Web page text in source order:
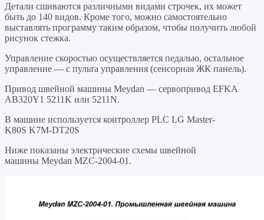
Детали сшиваются различными видами строчек, их может
быть до 140 видов. Кроме того, можно самостоятельно
выставлять программу таким образом, чтобы получить любой
рисунок стежка.
Управление скоростью осуществляется педалью, остальное
управление — с пульта управления (сенсорная ЖК панель).
Привод швейной машины Meydan — сервопривод EFKA
AB320Y1 5211K или 5211N.
В машине используется контроллер PLC LG Master-
K80S K7M-DT20S
Ниже показаны электрические схемы швейной
машины Meydan MZC-2004-01.